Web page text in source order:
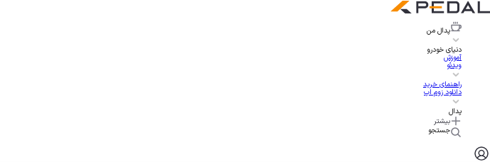
پدال من
دنیای خودرو
آموزش
ویدئو
راهنمای خرید
دانلود زوم اپ
پدال
بیشتر
جستجو